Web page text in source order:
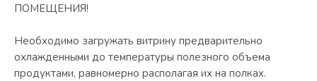
ПОМЕЩЕНИЯ!
Необходимо загружать витрину предварительно
охлажденными до температуры полезного объема
продуктами, равномерно располагая их на полках.